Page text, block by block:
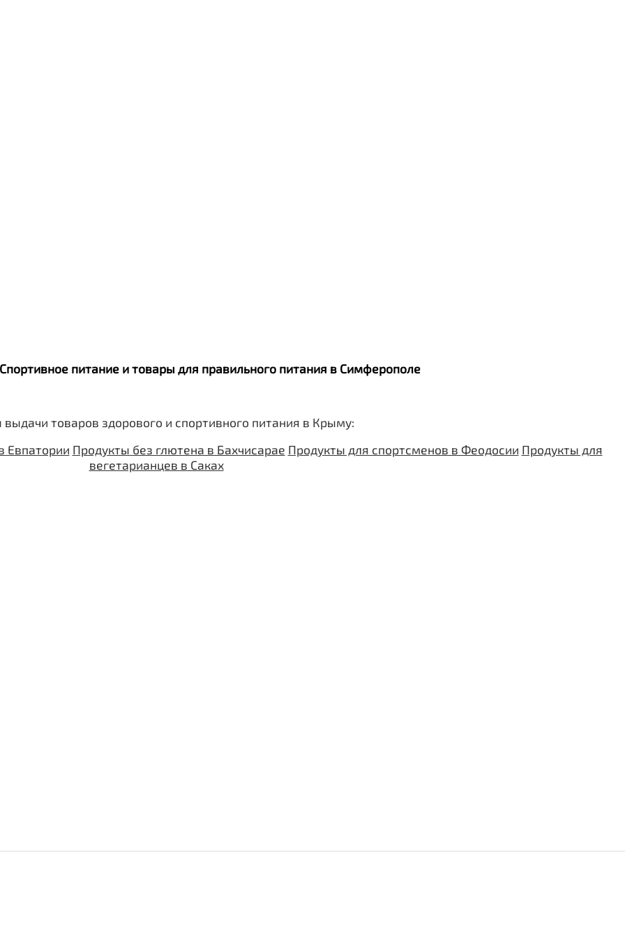
питание и товары для правильного питания в Симферополе
выдачи товаров здорового и спортивного питания в Крыму:
Евпатории Продукты без глютена в Бахчисарае Продукты для спортсменов в Феодосии Продукты для
вегетарианцев в Саках